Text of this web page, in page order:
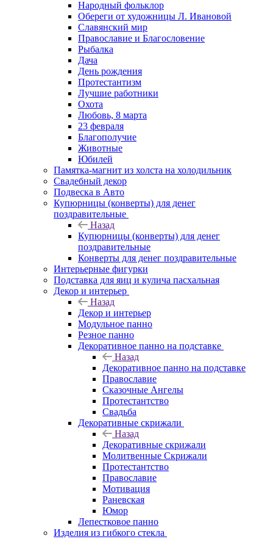
Народный фольклор
Обереги от художницы Л. Ивановой
Славянский мир
Православие и Благословение
Рыбалка
Дача
День рождения
Протестантизм
Лучшие работники
Охота
Любовь, 8 марта
23 февраля
Благополучие
Животные
Юбилей
Памятка-магнит из холста на холодильник
Свадебный декор
Подвеска в Авто
Купюрницы (конверты) для денег
поздравительные
Назад
Купюрницы (конверты) для денег
поздравительные
Конверты для денег поздравительные
Интерьерные фигурки
Подставка для яиц и кулича пасхальная
Декор и интерьер
Назад
Декор и интерьер
Модульное панно
Резное панно
Декоративное панно на подставке
Назад
Декоративное панно на подставке
Православие
Сказочные Ангелы
Протестантство
Свадьба
Декоративные скрижали
Назад
Декоративные скрижали
Молитвенные Скрижали
Протестантство
Православие
Мотивация
Раневская
Юмор
Лепестковое панно
Изделия из гибкого стекла